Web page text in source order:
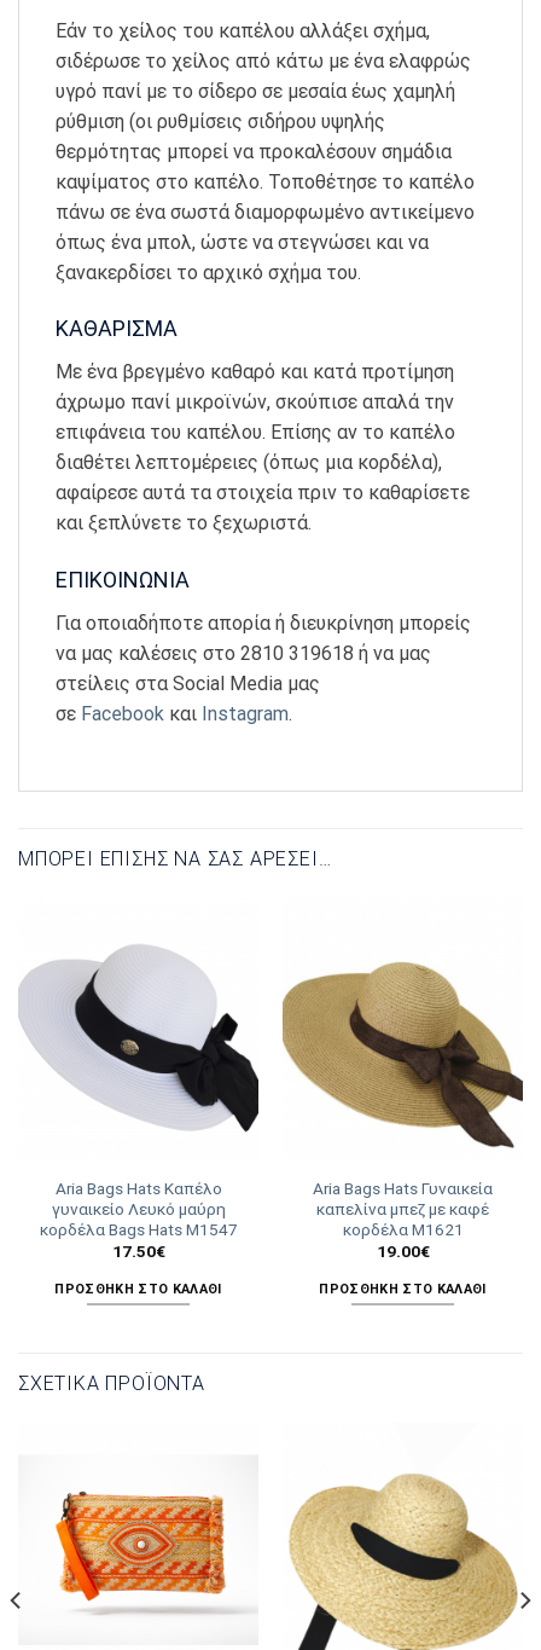
Εάν το χείλος του καπέλου αλλάξει σχήμα,
σιδέρωσε το χείλος από κάτω με ένα ελαφρώς
υγρό πανί με το σίδερο σε μεσαία έως χαμηλή
ρύθμιση (οι ρυθμίσεις σιδήρου υψηλής
θερμότητας μπορεί να προκαλέσουν σημάδια
καψίματος στο καπέλο. Τοποθέτησε το καπέλο
πάνω σε ένα σωστά διαμορφωμένο αντικείμενο
όπως ένα μπολ, ώστε να στεγνώσει και να
ξανακερδίσει το αρχικό σχήμα του.
ΚΑΘΑΡΙΣΜΑ
Με ένα βρεγμένο καθαρό και κατά προτίμηση
άχρωμο πανί μικροϊνών, σκούπισε απαλά την
επιφάνεια του καπέλου. Επίσης αν το καπέλο
διαθέτει λεπτομέρειες (όπως μια κορδέλα),
αφαίρεσε αυτά τα στοιχεία πριν το καθαρίσετε
και ξεπλύνετε το ξεχωριστά.
ΕΠΙΚΟΙΝΩΝΙΑ
Για οποιαδήποτε απορία ή διευκρίνηση μπορείς
να μας καλέσεις στο 2810 319618 ή να μας
στείλεις στα Social Media μας
σε Facebook και Instagram.
ΜΠΟΡΕΊ ΕΠΊΣΗΣ ΝΑ ΣΑΣ ΑΡΈΣΕΙ…
Aria Bags Hats Καπέλο
γυναικείο Λευκό μαύρη
κορδέλα Bags Hats Μ1547
17.50€
ΠΡΟΣΘΉΚΗ ΣΤΟ ΚΑΛΆΘΙ
Aria Bags Hats Γυναικεία
καπελίνα μπεζ με καφέ
κορδέλα Μ1621
19.00€
ΠΡΟΣΘΉΚΗ ΣΤΟ ΚΑΛΆΘΙ
ΣΧΕΤΙΚΆ ΠΡΟΪΌΝΤΑ